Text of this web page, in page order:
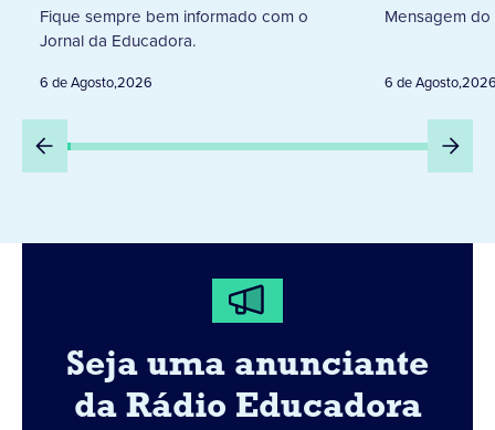
Fique sempre bem informado com o
Jornal da Educadora.
6 de Agosto,2026
Mensagem do
6 de Agosto,
Seja uma anunciante
da Rádio Educadora